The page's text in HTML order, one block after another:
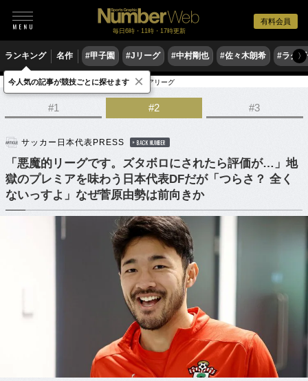
有料会員
毎日6時・11時・17時更新
ランキング 名作 #甲子園 #Jリーグ #中村剛也 #佐々木朗希 #ラグ〉
サッカー サッカー日本代表 プレミアリーグ
#1 #2 #3
サッカー日本代表PRESS BACK NUMBER
「悪魔的リーグです。ズタボロにされたら評価が…」地
獄のプレミアを味わう日本代表DFだが「つらさ？ 全く
ないっすよ」なぜ菅原由勢は前向きか
今人気の記事が競技ごとに探せます ×